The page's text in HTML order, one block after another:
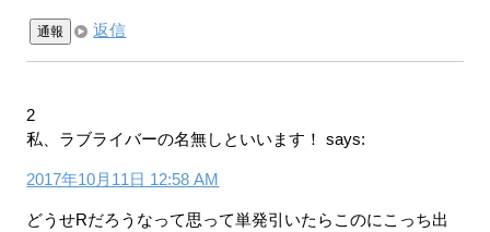
通報 返信
2
私、ラブライバーの名無しといいます！
says:
2017年10月11日 12:58 AM
どうせRだろうなって思って単発引いたらこのにこっち出